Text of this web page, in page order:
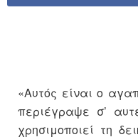
«Αυτός είναι ο
περιέγραψε σ’
χρησιμοποιεί τη